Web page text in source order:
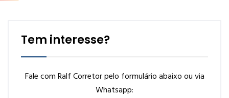
Tem interesse?
Fale com Ralf Corretor pelo formulário abaixo ou via
Whatsapp: